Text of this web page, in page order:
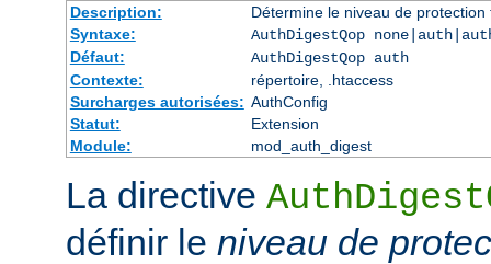
Description:
Détermine le niveau de
Syntaxe:
AuthDigestQop
Défaut:
AuthDigestQop auth
Contexte:
répertoire, .htaccess
Surcharges autorisées: AuthConfig
Statut:
Extension
Module:
mod_auth_digest
La directive
définir le niveau de